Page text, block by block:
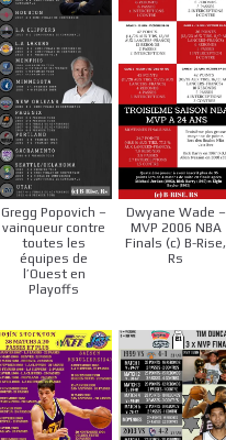
Gregg Popovich –
vainqueur contre
toutes les
équipes de
l’Ouest en
Playoffs
Dwyane Wade –
MVP 2006 NBA
Finals (c) B-Rise,
Rs